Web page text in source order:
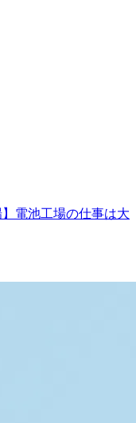
電池工場の仕事は大